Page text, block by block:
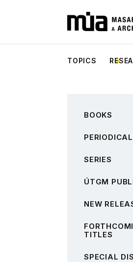
TOPICS
BOOKS
SERIES
ÚTGM
NEW
TITLES
SPECIAL